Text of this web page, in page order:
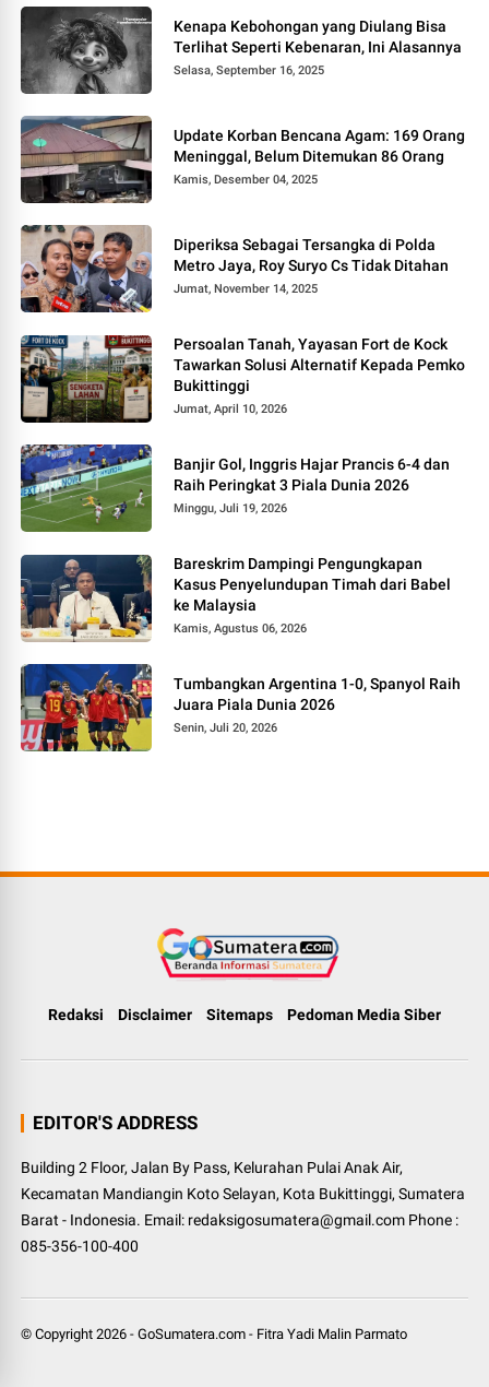
Kenapa Kebohongan yang Diulang Bisa
Terlihat Seperti Kebenaran, Ini Alasannya
Selasa, September 16, 2025
Update Korban Bencana Agam: 169 Orang
Meninggal, Belum Ditemukan 86 Orang
Kamis, Desember 04, 2025
Diperiksa Sebagai Tersangka di Polda
Metro Jaya, Roy Suryo Cs Tidak Ditahan
Jumat, November 14, 2025
Persoalan Tanah, Yayasan Fort de Kock
Tawarkan Solusi Alternatif Kepada Pemko
Bukittinggi
Jumat, April 10, 2026
Banjir Gol, Inggris Hajar Prancis 6-4 dan
Raih Peringkat 3 Piala Dunia 2026
Minggu, Juli 19, 2026
Bareskrim Dampingi Pengungkapan
Kasus Penyelundupan Timah dari Babel
ke Malaysia
Kamis, Agustus 06, 2026
Tumbangkan Argentina 1-0, Spanyol Raih
Juara Piala Dunia 2026
Senin, Juli 20, 2026
Redaksi Disclaimer Sitemaps Pedoman Media Siber
EDITOR'S ADDRESS
Building 2 Floor, Jalan By Pass, Kelurahan Pulai Anak Air,
Kecamatan Mandiangin Koto Selayan, Kota Bukittinggi, Sumatera
Barat - Indonesia. Email: redaksigosumatera@gmail.com Phone :
085-356-100-400
© Copyright2026 -GoSumatera.com - Fitra Yadi Malin Parmato